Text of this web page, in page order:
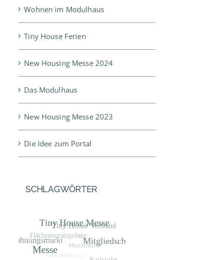
Wohnen im Modulhaus
Tiny House Ferien
New Housing Messe 2024
Das Modulhaus
New Housing Messe 2023
Die Idee zum Portal
SCHLAGWÖRTER